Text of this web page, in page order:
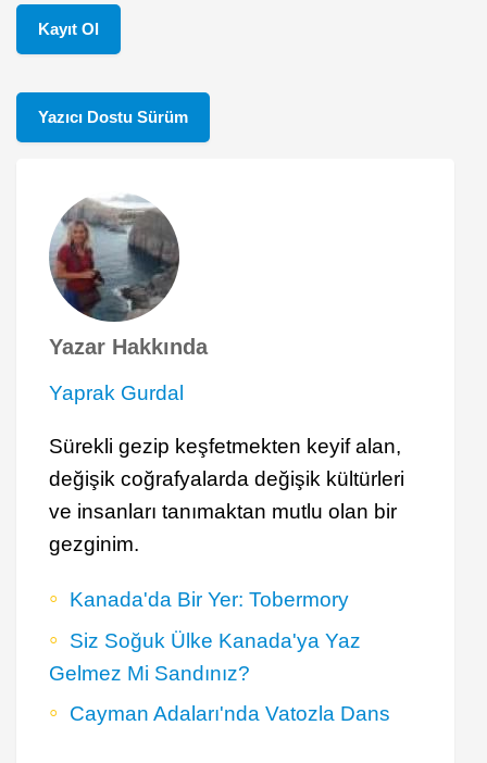
Kayıt Ol
Yazıcı Dostu Sürüm
Yazar Hakkında
Yaprak Gurdal
Sürekli gezip keşfetmekten keyif alan,
değişik coğrafyalarda değişik kültürleri
ve insanları tanımaktan mutlu olan bir
gezginim.
Kanada'da Bir Yer: Tobermory
Siz Soğuk Ülke Kanada'ya Yaz
Gelmez Mi Sandınız?
Cayman Adaları'nda Vatozla Dans